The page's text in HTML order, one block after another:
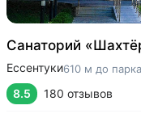
Санаторий
Ессентуки610 м до парка
8.5 180 отзывов